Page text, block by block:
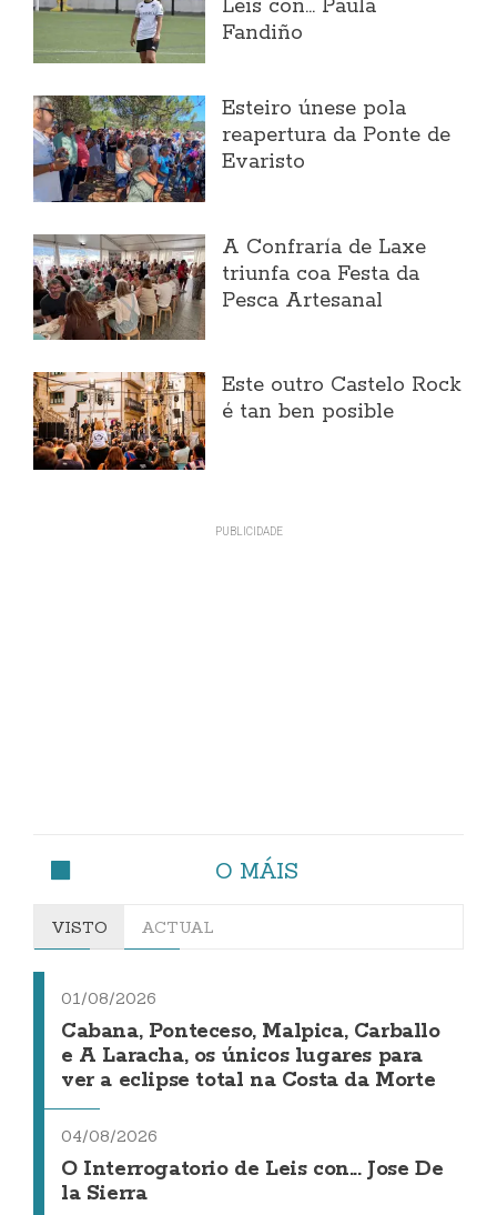
Leis con... Paula
Fandiño
Esteiro únese pola
reapertura da Ponte de
Evaristo
A Confraría de Laxe
triunfa coa Festa da
Pesca Artesanal
Este outro Castelo Rock
é tan ben posible
O MÁIS
VISTO ACTUAL
01/08/2026
Cabana, Ponteceso, Malpica, Carballo
e A Laracha, os únicos lugares para
ver a eclipse total na Costa da Morte
04/08/2026
O Interrogatorio de Leis con... Jose De
la Sierra